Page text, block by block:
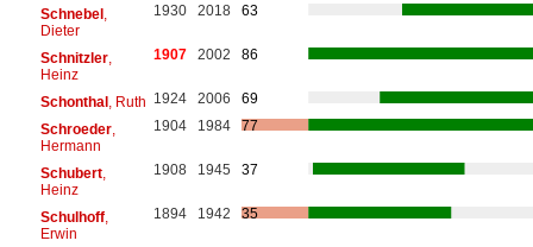
Schnebel,
Dieter
1930 2018 63
Schnitzler,
Heinz
1907 2002 86
Schonthal, Ruth 1924 2006
69
Schroeder,
Hermann
1904 1984 77
Schubert,
Heinz
1908 1945 37
Schulhoff,
Erwin
1894 1942 35